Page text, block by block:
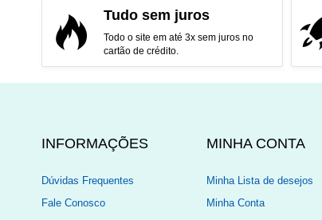
Tudo sem juros
Todo o site em até 3x sem juros no
cartão de crédito.
INFORMAÇÕES
Dúvidas Frequentes
Fale Conosco
MINHA CONTA
Minha Lista de desejos
Minha Conta